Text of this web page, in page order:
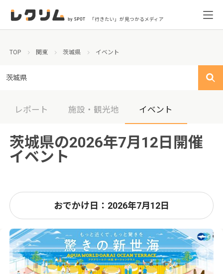
「行きたい」が見つかるメディア
TOP 関東 茨城県 イベント
茨城県
レポート 施設・観光地 イベント
茨城県の2026年7月12日開催
イベント
おでかけ日：2026年7月12日